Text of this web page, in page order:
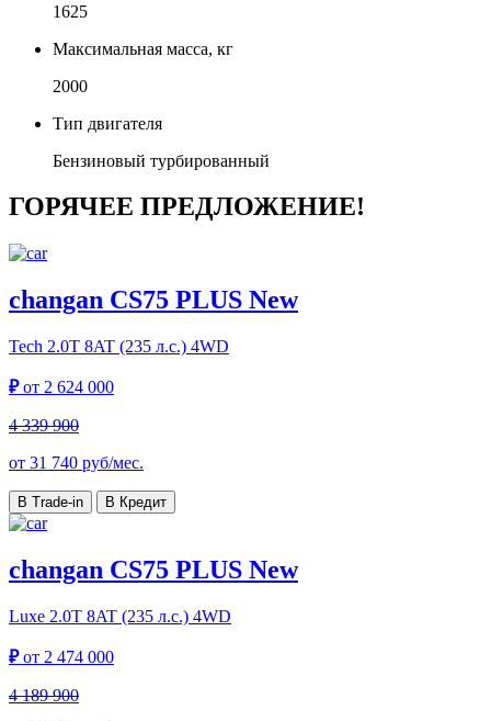
1625
Максимальная масса, кг
2000
Тип двигателя
Бензиновый турбированный
ГОРЯЧЕЕ ПРЕДЛОЖЕНИЕ!
changan CS75 PLUS New
Tech 2.0T 8AT (235 л.с.) 4WD
₽от 2 624 000
4 339 900
от 31 740 руб/мес.
В Trade-in В Кредит
changan CS75 PLUS New
Luxe 2.0T 8AT (235 л.с.) 4WD
₽от 2 474 000
4 189 900